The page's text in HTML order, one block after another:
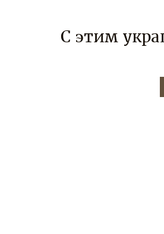
С этим